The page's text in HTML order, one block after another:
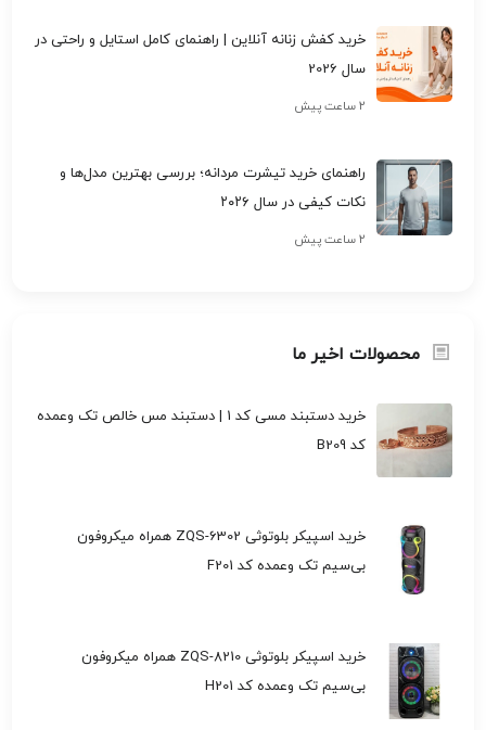
خرید کفش زنانه آنلاین | راهنمای کامل استایل و راحتی در
سال 2026
۲ ساعت پیش
راهنمای خرید تیشرت مردانه؛ بررسی بهترین مدل‌ها و
نکات کیفی در سال ۲۰۲۶
۲ ساعت پیش
محصولات اخیر ما
خرید دستبند مسی کد 1 | دستبند مس خالص تک وعمده
کد B209
خرید اسپیکر بلوتوثی ZQS-6302 همراه میکروفون
بی‌سیم تک وعمده کد F201
خرید اسپیکر بلوتوثی ZQS-8210 همراه میکروفون
بی‌سیم تک وعمده کد H201